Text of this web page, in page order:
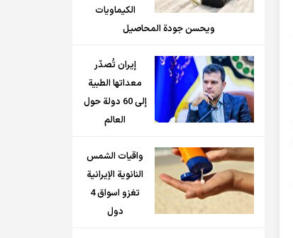
الكيماويات
ويحسن جودة المحاصيل
إيران تُصدّر
معداتها الطبية
إلى 60 دولة حول
العالم
واقيات الشمس
النانوية الإيرانية
تغزو اسواق 4
دول